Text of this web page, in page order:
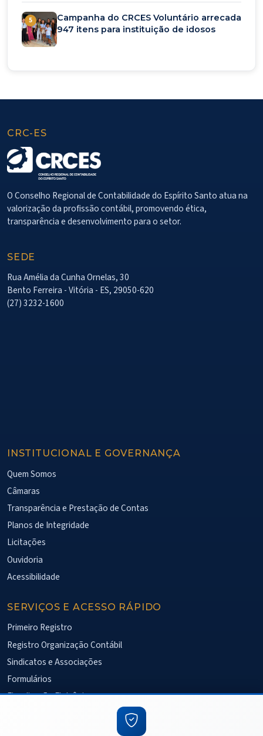
5
Campanha do CRCES Voluntário arrecada
947 itens para instituição de idosos
CRC-ES
O Conselho Regional de Contabilidade do Espírito Santo atua na
valorização da profissão contábil, promovendo ética,
transparência e desenvolvimento para o setor.
SEDE
Rua Amélia da Cunha Ornelas, 30
Bento Ferreira - Vitória - ES, 29050-620
(27) 3232-1600
INSTITUCIONAL E GOVERNANÇA
Quem Somos
Câmaras
Transparência e Prestação de Contas
Planos de Integridade
Licitações
Ouvidoria
Acessibilidade
SERVIÇOS E ACESSO RÁPIDO
Primeiro Registro
Registro Organização Contábil
Sindicatos e Associações
Formulários
Fiscalização Eletrônica